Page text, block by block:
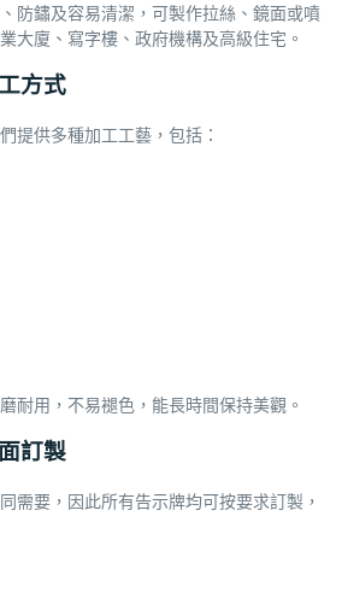
防鏽及容易清潔，可製作拉絲、鏡面或噴
大廈、寫字樓、政府機構及高級住宅。
方式
提供多種加工工藝，包括：
耐用，不易褪色，能長時間保持美觀。
訂製
需要，因此所有告示牌均可按要求訂製，